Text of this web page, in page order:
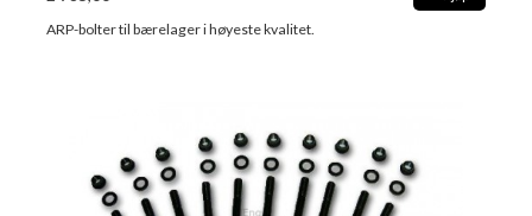
ARP-bolter til bærelager i høyeste kvalitet.